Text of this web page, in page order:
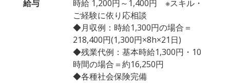
給与
時給 1,200円～1,400円 ※スキル・
ご経験に依り応相談
◆月収例：時給1,300円の場合＝
218,400円(1,300円×8h×21日)
◆残業代例：基本時給1,300円・10
時間の場合＝約16,250円
◆各種社会保険完備